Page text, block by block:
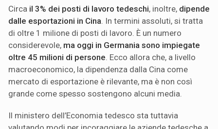
Circa il 3% dei posti di lavoro tedeschi, inoltre, dipende
dalle esportazioni in Cina . In termini assoluti, si tratta
di oltre 1 milione di posti di lavoro. È un numero
considerevole, ma oggi in Germania sono impiegate
oltre 45 milioni di persone . Ecco allora che, a livello
macroeconomico, la dipendenza dalla Cina come
mercato di esportazione è rilevante, ma è non così
grande come spesso sostengono alcuni media.
Il ministero dell’Economia tedesco sta tuttavia